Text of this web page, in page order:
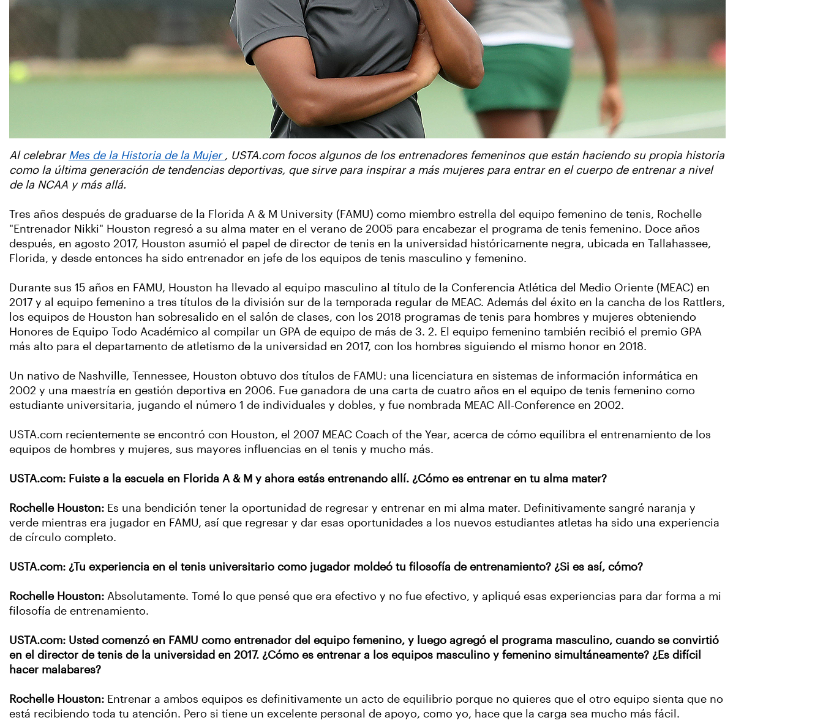
Al celebrar Mes de la Historia de la Mujer , USTA.com focos algunos de los entrenadores femeninos que están haciendo su propia historia
como la última generación de tendencias deportivas, que sirve para inspirar a más mujeres para entrar en el cuerpo de entrenar a nivel
de la NCAA y más allá.
Tres años después de graduarse de la Florida A & M University (FAMU) como miembro estrella del equipo femenino de tenis, Rochelle
"Entrenador Nikki" Houston regresó a su alma mater en el verano de 2005 para encabezar el programa de tenis femenino. Doce años
después, en agosto 2017, Houston asumió el papel de director de tenis en la universidad históricamente negra, ubicada en Tallahassee,
Florida, y desde entonces ha sido entrenador en jefe de los equipos de tenis masculino y femenino.
Durante sus 15 años en FAMU, Houston ha llevado al equipo masculino al título de la Conferencia Atlética del Medio Oriente (MEAC) en
2017 y al equipo femenino a tres títulos de la división sur de la temporada regular de MEAC. Además del éxito en la cancha de los Rattlers,
los equipos de Houston han sobresalido en el salón de clases, con los 2018 programas de tenis para hombres y mujeres obteniendo
Honores de Equipo Todo Académico al compilar un GPA de equipo de más de 3. 2. El equipo femenino también recibió el premio GPA
más alto para el departamento de atletismo de la universidad en 2017, con los hombres siguiendo el mismo honor en 2018.
Un nativo de Nashville, Tennessee, Houston obtuvo dos títulos de FAMU: una licenciatura en sistemas de información informática en
2002 y una maestría en gestión deportiva en 2006. Fue ganadora de una carta de cuatro años en el equipo de tenis femenino como
estudiante universitaria, jugando el número 1 de individuales y dobles, y fue nombrada MEAC All-Conference en 2002.
USTA.com recientemente se encontró con Houston, el 2007 MEAC Coach of the Year, acerca de cómo equilibra el entrenamiento de los
equipos de hombres y mujeres, sus mayores influencias en el tenis y mucho más.
USTA.com: Fuiste a la escuela en Florida A & M y ahora estás entrenando allí. ¿Cómo es entrenar en tu alma mater?
Rochelle Houston: Es una bendición tener la oportunidad de regresar y entrenar en mi alma mater. Definitivamente sangré naranja y
verde mientras era jugador en FAMU, así que regresar y dar esas oportunidades a los nuevos estudiantes atletas ha sido una experiencia
de círculo completo.
USTA.com: ¿Tu experiencia en el tenis universitario como jugador moldeó tu filosofía de entrenamiento? ¿Si es así, cómo?
Rochelle Houston: Absolutamente. Tomé lo que pensé que era efectivo y no fue efectivo, y apliqué esas experiencias para dar forma a mi
filosofía de entrenamiento.
USTA.com: Usted comenzó en FAMU como entrenador del equipo femenino, y luego agregó el programa masculino, cuando se convirtió
en el director de tenis de la universidad en 2017. ¿Cómo es entrenar a los equipos masculino y femenino simultáneamente? ¿Es difícil
hacer malabares?
Rochelle Houston: Entrenar a ambos equipos es definitivamente un acto de equilibrio porque no quieres que el otro equipo sienta que no
está recibiendo toda tu atención. Pero si tiene un excelente personal de apoyo, como yo, hace que la carga sea mucho más fácil.